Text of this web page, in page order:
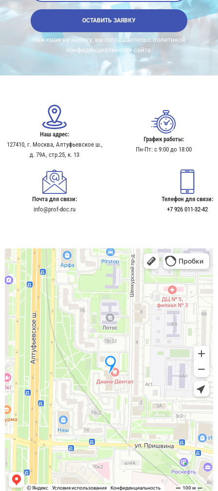
ОСТАВИТЬ ЗАЯВКУ
Нажимая на кнопку, вы соглашаетесь с политикой
конфиденциальности сайта
Наш адрес:
127410, г. Москва, Алтуфьевское ш.,
д. 79А, стр.25, к. 13​
График работы:
Пн-Пт: с 9:00 до 18:00
Почта для связи:
info@prof-doc.ru
Телефон для связи:
+7 926 011-32-42